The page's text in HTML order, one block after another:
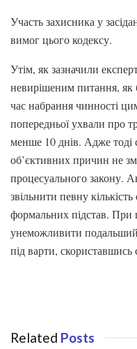
Участь захисника у
вимог цього кодексу.
Утім, як зазначили
невирішеним питання,
час набрання чинності
попередньої ухвали про
менше 10 днів. Адже тоді
об’єктивних причин не
процесуального закону.
звільнити певну
формальних підстав. При
унеможливити подальший
під варти,
Related Posts